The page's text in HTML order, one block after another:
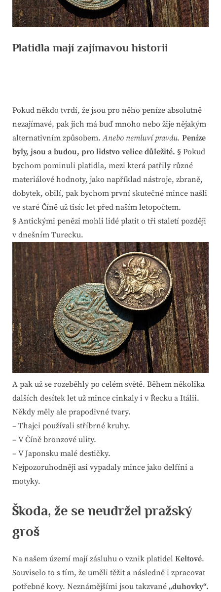
Platidla mají zajímavou historii
Pokud někdo tvrdí, že jsou pro něho peníze absolutně
nezajímavé, pak jich má buď mnoho nebo žije nějakým
alternativním způsobem.Anebo nemluví pravdu. Peníze
byly, jsou a budou, pro lidstvo velice důležité. § Pokud
bychom pominuli platidla, mezi která patřily různé
materiálové hodnoty, jako například nástroje, zbraně,
dobytek, obilí, pak bychom první skutečné mince našli
ve staré Číně už tisíc let před naším letopočtem.
§ Antickými penězi mohli lidé platit o tři staletí později
v dnešním Turecku.
A pak už se rozeběhly po celém světě. Během několika
dalších desítek let už mince cinkaly i v Řecku a Itálii.
Někdy měly ale prapodivné tvary.
– Thajci používali stříbrné kruhy.
– V Číně bronzové ulity.
– V Japonsku malé destičky.
Nejpozoruhodněji asi vypadaly mince jako delfíni a
motyky.
Škoda, že se neudržel pražský
groš
Na našem území mají zásluhu o vznik platidel Keltové.
Souviselo to s tím, že uměli těžit a následně i zpracovat
potřebné kovy. Neznámějšími jsou takzvané „duhovky“.